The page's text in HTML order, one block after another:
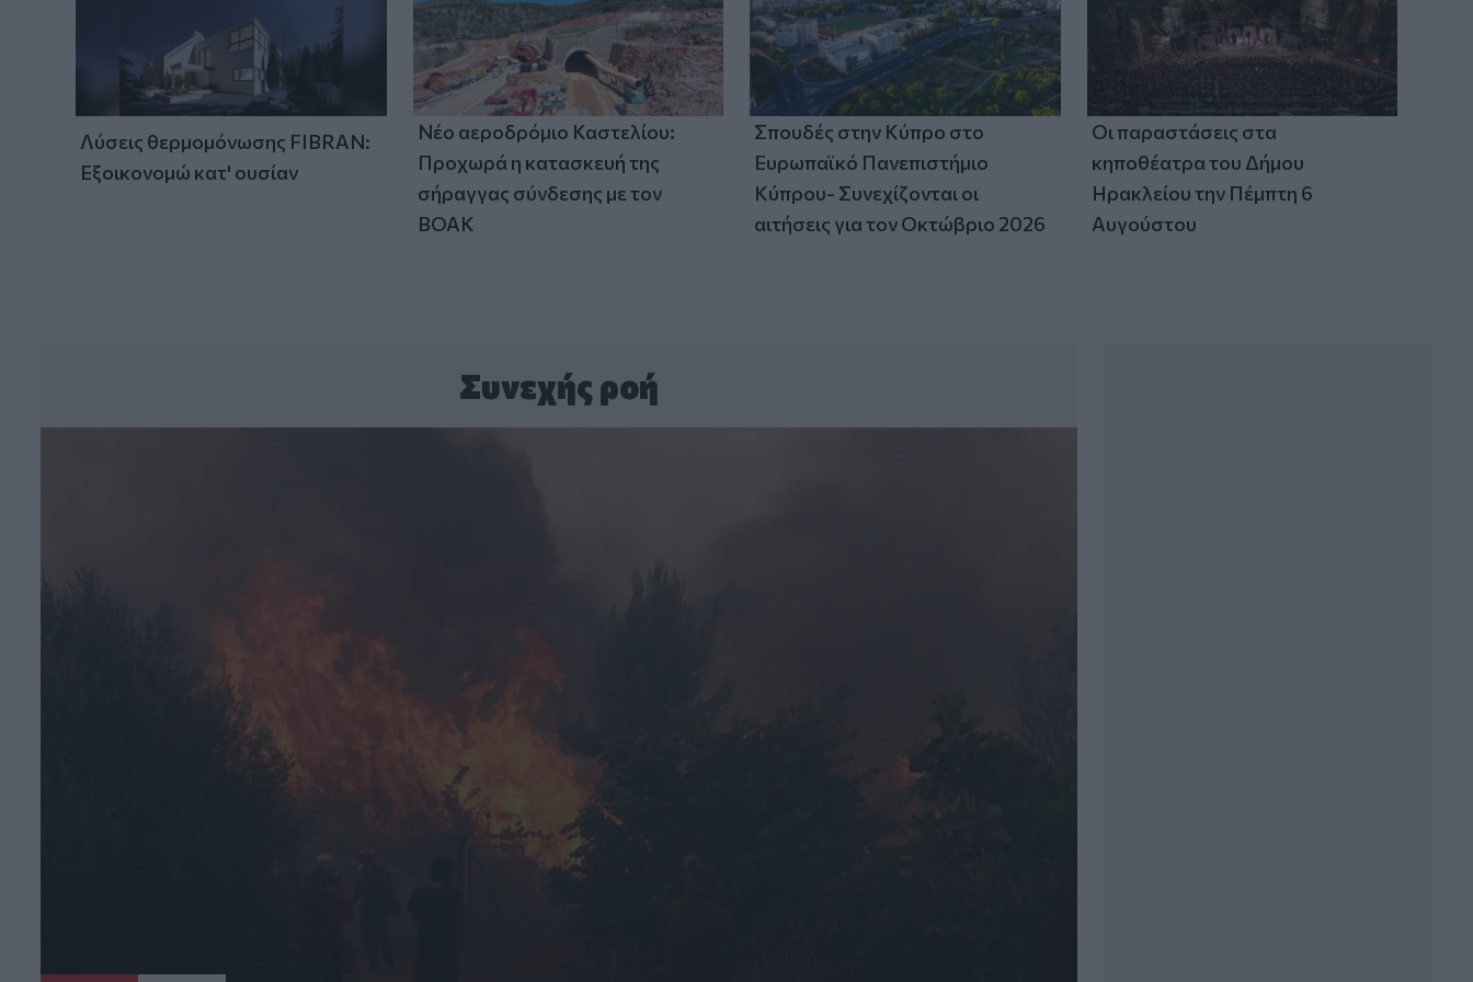
Παρίσταναν τους λογιστές και άρπαξαν
15.000 ευρώ από ηλικιωμένη
Λύσεις θερμομόνωσης FIBRAN:
Εξοικονομώ κατ' ουσίαν
Νέο αεροδρόμιο Καστελίου:
Προχωρά η κατασκευή της
σήραγγας σύνδεσης με τον
ΒΟΑΚ
Σπουδές στην Κύπρο στο
Ευρωπαϊκό Πανεπιστήμιο
Κύπρου- Συνεχίζονται οι
αιτήσεις για τον Οκτώβριο 2026
Οι παραστάσεις στα
κηποθέατρα του Δήμου
Ηρακλείου την Πέμπτη 6
Αυγούστου
Συνεχής ροή